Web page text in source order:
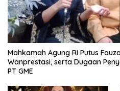
Mahkamah Agung RI Putus
Wanprestasi, serta Dugaan
PT GME